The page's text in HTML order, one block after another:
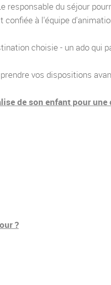
responsable du séjour
à l'équipe
choisie - un ado qui
vos dispositions
de son enfant pour une
?